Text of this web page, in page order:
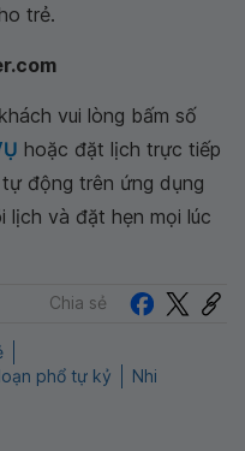
trẻ.
vui lòng bấm số
hoặc đặt lịch trực tiếp
động trên ứng dụng
lịch và đặt hẹn mọi lúc
Chia sẻ
phổ tự kỷ Nhi